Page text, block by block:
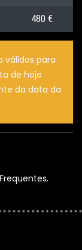
480 €
válidos para
de hoje
da data da